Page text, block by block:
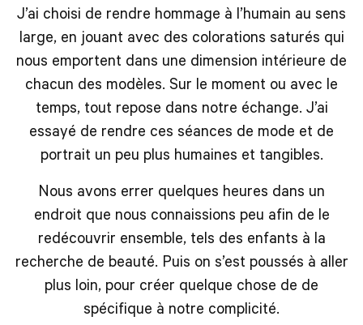
J’ai choisi de rendre hommage à l’humain au sens
large, en jouant avec des colorations saturés qui
nous emportent dans une dimension intérieure de
chacun des modèles. Sur le moment ou avec le
temps, tout repose dans notre échange. J’ai
essayé de rendre ces séances de mode et de
portrait un peu plus humaines et tangibles.
Nous avons errer quelques heures dans un
endroit que nous connaissions peu afin de le
redécouvrir ensemble, tels des enfants à la
recherche de beauté. Puis on s’est poussés à aller
plus loin, pour créer quelque chose de de
spécifique à notre complicité.